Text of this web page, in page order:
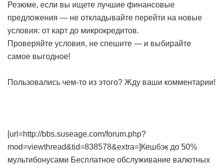
Резюме, если вы ищете лучшие финансовые
предложения — не откладывайте перейти на новые
условия: от карт до микрокредитов.
Проверяйте условия, не спешите — и выбирайте
самое выгодное!
Пользовались чем-то из этого? Жду ваши комментарии!
[url=http://bbs.suseage.com/forum.php?
mod=viewthread&tid=838578&extra=]Кешбэк до 50%
мультибонусами Бесплатное обслуживание валютных